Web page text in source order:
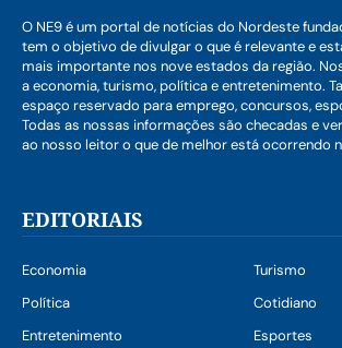
O NE9 é um portal de notícias do Nordeste
tem o objetivo de divulgar o que é relevante e
mais importante nos nove estados da região.
a economia, turismo, política e entretenimento.
espaço reservado para emprego, concursos,
Todas as nossas informações são checadas e
ao nosso leitor o que de melhor está ocorrendo
EDITORIAIS
Economia
Turismo
Política
Cotidiano
Entretenimento
Esportes